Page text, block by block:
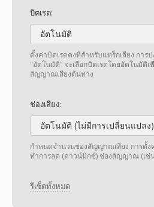
บิตเรต:
อัตโนมัติ
ตั้งค่าบิตเรตคงที่สำหรับแทร็กเสียง การ
"อัตโนมัติ" จะเลือกบิตเรตโดยอัตโนมัติ
สัญญาณเสียงต้นทาง
ช่องเสียง:
อัตโนมัติ (ไม่มีการเปลี่ยนแปลง)
กำหนดจำนวนช่องสัญญาณเสียง การตั้ง
ทำการลด (ดาวน์มิกซ์) ช่องสัญญาณ (เช่น
รีเซ็ตทั้งหมด